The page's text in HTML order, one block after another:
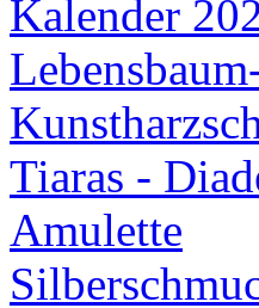
Kalender
Tiaras -
Amulette